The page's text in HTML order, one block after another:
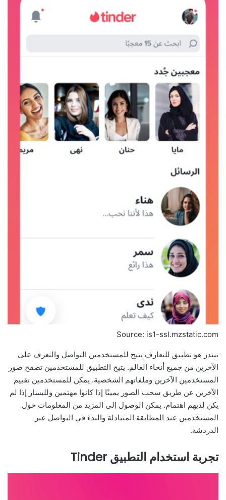
Source: is1-ssl.mzstatic.com
تيندر هو تطبيق للتعارف يتيح للمستخدمين التواصل والتعرف على
الآخرين من جميع أنحاء العالم. يتيح التطبيق للمستخدمين تصفح صور
المستخدمين الآخرين وملفاتهم الشخصية. يمكن للمستخدمين تقييم
الآخرين عن طريق سحب الصور يمينًا إذا كانوا مهتمين ولليسار إذا لم
يكن لديهم اهتمام. يمكن الوصول إلى المزيد من المعلومات حول
المستخدمين عند المطابقة المتبادلة والبدء في التواصل عبر
الدردشة.
تجربة استخدام التطبيق Tinder